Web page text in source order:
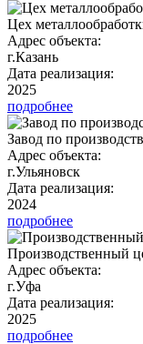
Цех
Адрес объекта:
г.Казань
Дата реализация:
2025
подробнее
Завод по
Адрес объекта:
г.Ульяновск
Дата реализация:
2024
подробнее
Производственный
Адрес объекта:
г.Уфа
Дата реализация:
2025
подробнее